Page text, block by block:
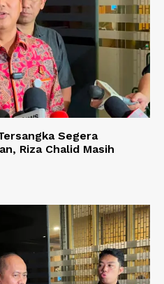
Segera
Riza Chalid Masih